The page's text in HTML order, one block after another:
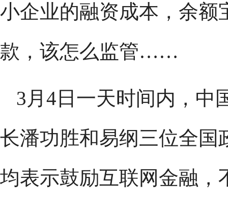
小企业的融资成本，余额
款，该怎么监管……
3月4日一天时间内，中
长潘功胜和易纲三位全国
均表示鼓励互联网金融，